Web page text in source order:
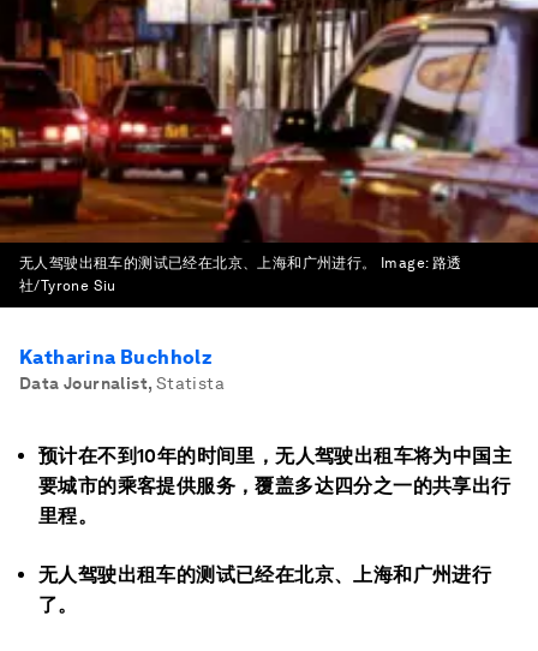
无人驾驶出租车的测试已经在北京、上海和广州进行。 Image: 路透
社/Tyrone Siu
Katharina Buchholz
Data Journalist, Statista
预计在不到10年的时间里，无人驾驶出租车将为中国主
要城市的乘客提供服务，覆盖多达四分之一的共享出行
里程。
无人驾驶出租车的测试已经在北京、上海和广州进行
了。